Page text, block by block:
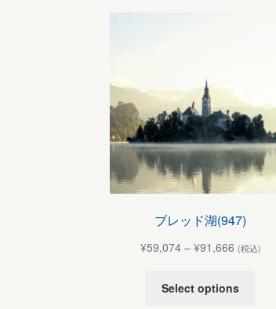
ブレッド湖(947)
¥59,074– ¥91,666 (税込)
Select options